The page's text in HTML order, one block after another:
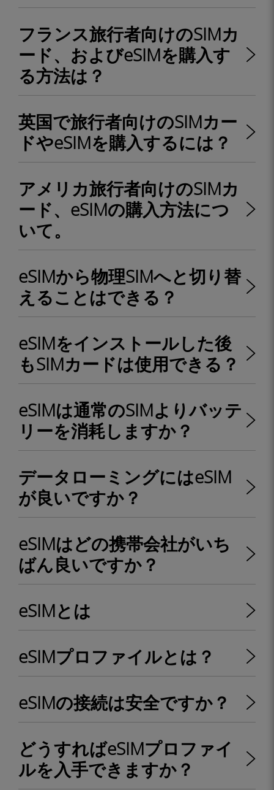
フランス旅行者向けのSIMカ
ード、およびeSIMを購入す
る方法は？
英国で旅行者向けのSIMカー
ドやeSIMを購入するには？
アメリカ旅行者向けのSIMカ
ード、eSIMの購入方法につ
いて。
eSIMから物理SIMへと切り替
えることはできる？
eSIMをインストールした後
もSIMカードは使用できる？
eSIMは通常のSIMよりバッテ
リーを消耗しますか？
データローミングにはeSIM
が良いですか？
eSIMはどの携帯会社がいち
ばん良いですか？
eSIMとは
eSIMプロファイルとは？
eSIMの接続は安全ですか？
どうすればeSIMプロファイ
ルを入手できますか？